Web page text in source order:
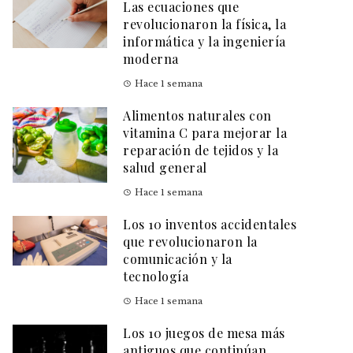
Las ecuaciones que
revolucionaron la física, la
informática y la ingeniería
moderna
Hace 1 semana
Alimentos naturales con
vitamina C para mejorar la
reparación de tejidos y la
salud general
Hace 1 semana
Los 10 inventos accidentales
que revolucionaron la
comunicación y la
tecnología
Hace 1 semana
Los 10 juegos de mesa más